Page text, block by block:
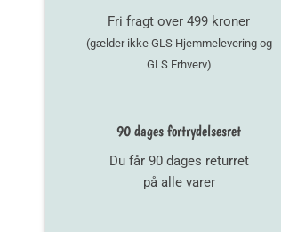
Fri fragt over 499 kroner
(gælder ikke GLS Hjemmelevering og
GLS Erhverv)
90 dages fortrydelsesret
Du får 90 dages returret
på alle varer